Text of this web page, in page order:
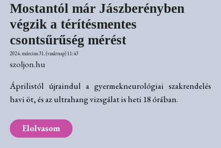
Mostantól már Jászberényben
végzik a térítésmentes
csontsűrűség mérést
2024. március 31. (vasárnap) 11:43
szoljon.hu
Áprilistól újraindul a gyermekneurológiai szakrendelés
havi öt, és az ultrahang vizsgálat is heti 18 órában.
Elolvasom